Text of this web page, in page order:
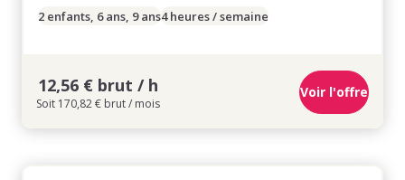
2 enfants, 6 ans, 9 ans4 heures / semaine
12,56 € brut / h
Soit 170,82 € brut / mois
Voir l'offre